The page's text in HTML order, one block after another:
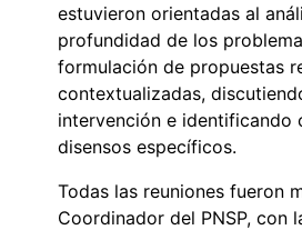
estuvieron orientadas al
profundidad de los
formulación de propuestas
contextualizadas,
intervención e identificando
disensos específicos.
Todas las reuniones fueron
Coordinador del PNSP, con